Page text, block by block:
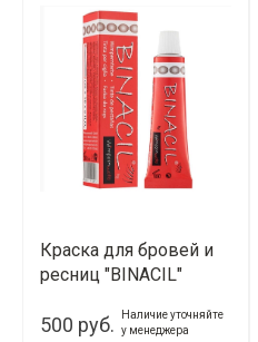
Краска для бровей и
ресниц "BINACIL"
500 руб.
Наличие уточняйте
у менеджера